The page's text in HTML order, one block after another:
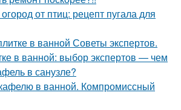
от птиц: рецепт пугала для
в ванной Советы экспертов.
в ванной: выбор экспертов — чем
в санузле?
в ванной. Компромиссный